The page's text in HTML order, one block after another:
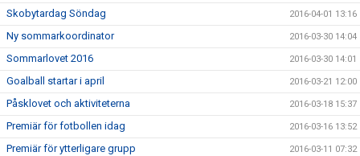
Skobytardag Söndag 2016-04-01 13:16
Ny sommarkoordinator 2016-03-30 14:04
Sommarlovet 2016 2016-03-30 14:01
Goalball startar i april 2016-03-21 12:00
Påsklovet och aktiviteterna 2016-03-18 15:37
Premiär för fotbollen idag 2016-03-16 13:52
Premiär för ytterligare grupp 2016-03-11 07:32